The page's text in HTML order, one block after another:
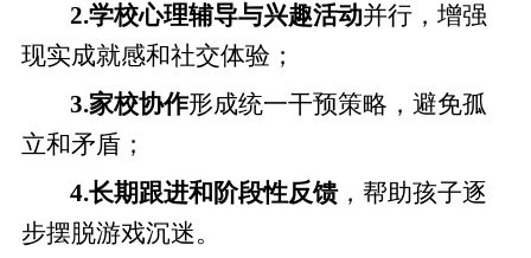
2.学校心理辅导与兴趣活动并行，增强
现实成就感和社交体验；
3.家校协作形成统一干预策略，避免孤
立和矛盾；
4.长期跟进和阶段性反馈，帮助孩子逐
步摆脱游戏沉迷。